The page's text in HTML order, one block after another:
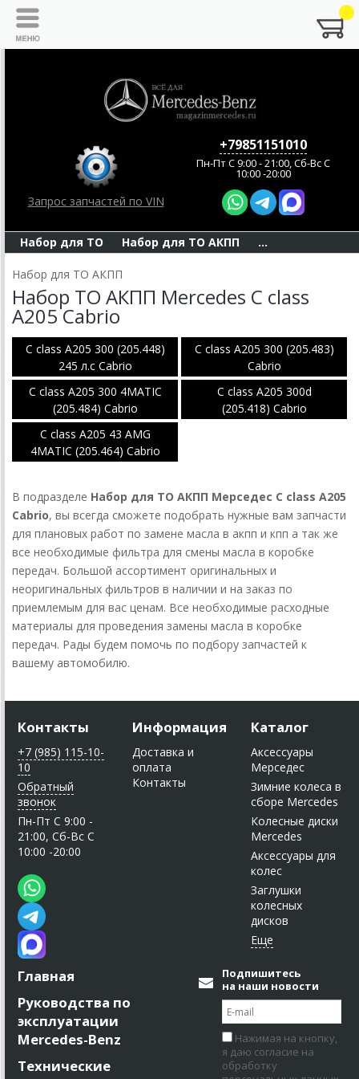
Запрос запчастей по VIN
+79851151010
Пн-Пт C 9:00 - 21:00, Сб-Вс С
10:00 -20:00
Набор для ТО Набор для ТО АКПП ...
Набор для ТО АКПП
Набор ТО АКПП Mercedes C class
A205 Cabrio
C class A205 300 (205.448)
245 л.с Cabrio
C class A205 300 (205.483)
Cabrio
C class A205 300 4MATIC
(205.484) Cabrio
C class A205 300d
(205.418) Cabrio
C class A205 43 AMG
4MATIC (205.464) Cabrio
В подразделе Набор для ТО АКПП Мерседес C class A205
Cabrio, вы всегда сможете подобрать нужные вам запчасти
для плановых работ по замене масла в акпп и кпп а так же
все необходимые фильтра для смены масла в коробке
передач. Большой ассортимент оригинальных и
неоригинальных фильтров в наличии и на заказ по
приемлемым для вас ценам. Все необходимые расходные
материалы для проведения замены масла в коробке
передач. Рады будем помочь по подбору запчастей к
вашему автомобилю.
Контакты
+7 (985) 115-10-
10
Обратный
звонок
Пн-Пт C 9:00 -
21:00, Сб-Вс С
10:00 -20:00
Информация
Доставка и
оплата
Контакты
Каталог
Аксессуары
Мерседес
Зимние колеса в
сборе Mercedes
Колесные диски
Mercedes
Аксессуары для
колес
Заглушки
колесных
дисков
Главная
Руководства по
эксплуатации
Mercedes-Benz
Технические
Подпишитесь
на наши новости
Нажимая на кнопку,
я даю согласие на
обработку